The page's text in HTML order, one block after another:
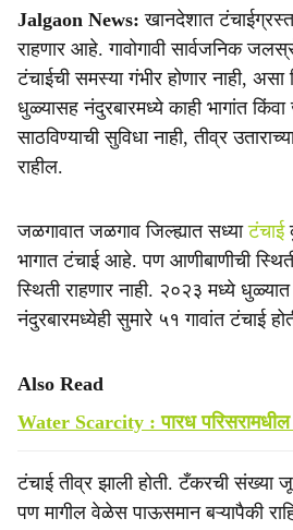
a
r
e
Jalgaon News: खानदेशात
राहणार आहे. गावोगावी सार्वजनिक
टंचाईची समस्या गंभीर होणार नाही,
धुळ्यासह नंदुरबारमध्ये काही भागांत
साठविण्याची सुविधा नाही, तीव्र
राहील.
जळगावात जळगाव जिल्ह्यात सध्याटंचाई
भागात टंचाई आहे. पण आणीबाणीची
स्थिती राहणार नाही. २०२३ मध्ये
नंदुरबारमध्येही सुमारे ५१ गावांत टंचाई
Also Read
Water Scarcity : पारध
टंचाई तीव्र झाली होती. टँकरची संख्या
पण मागील वेळेस पाऊसमान बऱ्यापैकी